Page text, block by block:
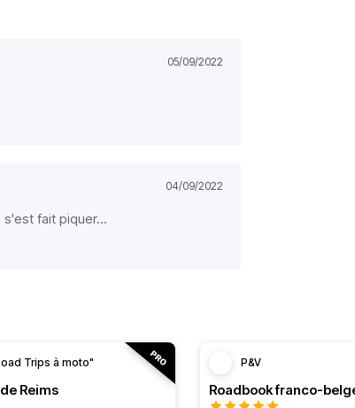
05/09/2022
04/09/2022
fait piquer...
Trips à moto"
Reims
P&V